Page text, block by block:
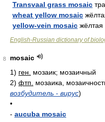
Transvaal grass mosaic
wheat yellow mosaic
yellow-vein mosaic жёлтая
English-Russian dictionary of
8
mosaic
1) ген.
мозаик; мозаичный
2) фтп. мозаика,
возбудитель - вирус)
•
- aucuba mosaic